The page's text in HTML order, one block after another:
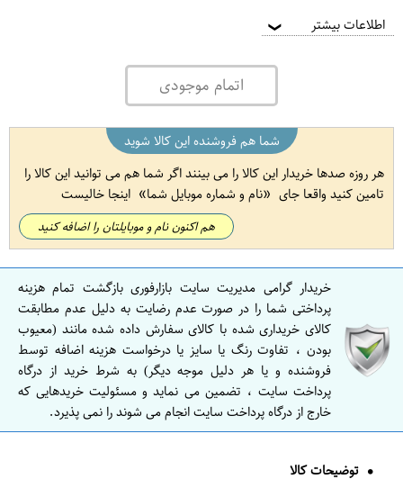
اطلاعات بیشتر ❯
اتمام موجودی
شما هم فروشنده این کالا شوید
هر روزه صدها خریدار این کالا را می بینند اگر شما هم می توانید این کالا را
تامین کنید واقعا جای
نام و شماره موبایل شما اینجا خالیست
هم اکنون نام و موبایلتان را اضافه کنید
خریدار گرامی مدیریت سایت بازارفوری بازگشت تمام هزینه
پرداختی شما را در صورت عدم رضایت به دلیل عدم مطابقت
کالای خریداری شده با کالای سفارش داده شده مانند (معیوب
بودن ، تفاوت رنگ یا سایز یا درخواست هزینه اضافه توسط
فروشنده و یا هر دلیل موجه دیگر) به شرط خرید از درگاه
پرداخت سایت ، تضمین می نماید و مسئولیت خریدهایی که
خارج از درگاه پرداخت سایت انجام می شوند را نمی پذیرد.
توضیحات کالا